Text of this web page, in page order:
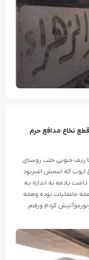
نخاع مدافع حرم
جنوبی حلب روستای
ایوب که اسمش اشتربود
یادمه به اندازه یه
جاعملیات بوده وهمه
کردم ورفتم